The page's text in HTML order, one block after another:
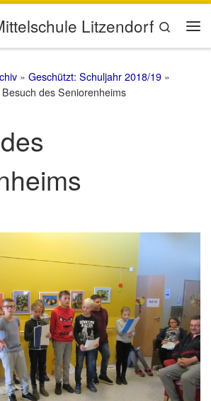
Litzendorf
Search
» Geschützt: Schuljahr 2018/19 »
Besuch des Seniorenheims